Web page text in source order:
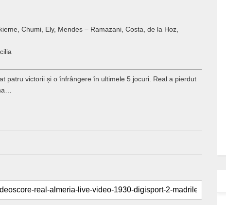
Chumi, Ely, Mendes – Ramazani, Costa, de la Hoz,
patru victorii și o înfrângere în ultimele 5 jocuri. Real a pierdut